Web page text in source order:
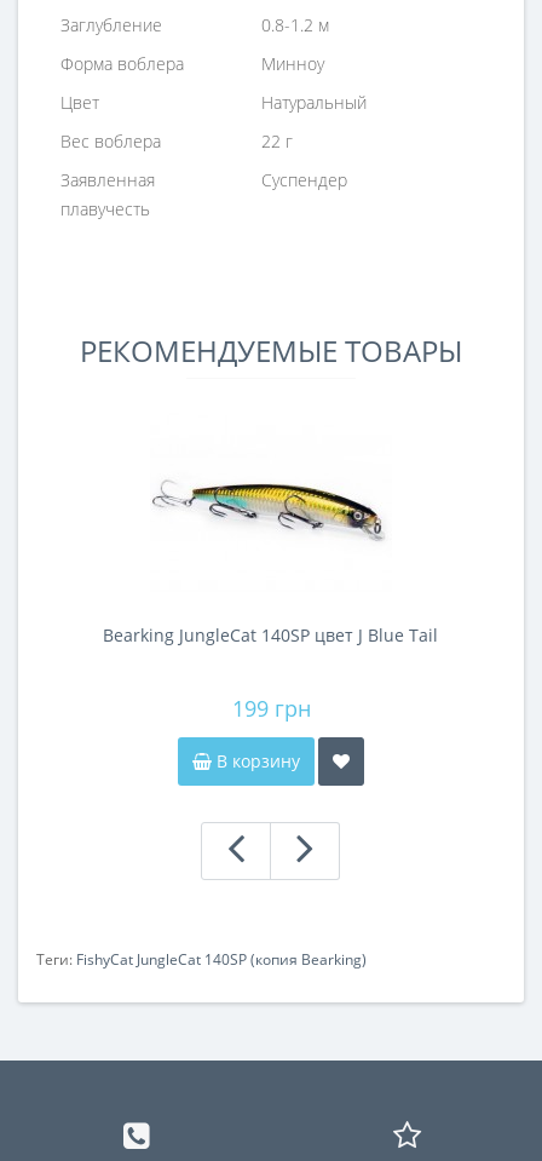
Заглубление
0.8-1.2 м
Форма воблера
Минноу
Цвет
Натуральный
Вес воблера
22 г
Заявленная
плавучесть
Суспендер
РЕКОМЕНДУЕМЫЕ ТОВАРЫ
Bearking JungleCat 140SP цвет J Blue Tail
199 грн
В корзину
Теги: FishyCat JungleCat 140SP (копия Bearking)